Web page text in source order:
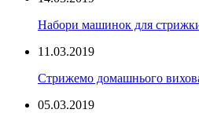
Набори машинок для
11.03.2019
Стрижемо домашнього
05.03.2019